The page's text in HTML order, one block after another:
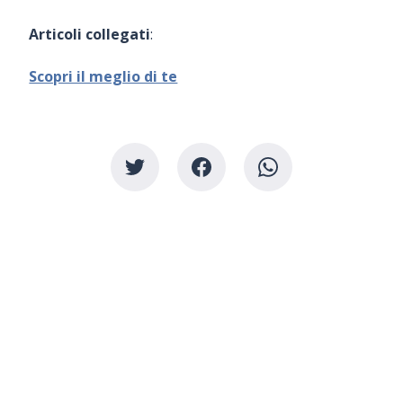
Articoli collegati:
Scopri il meglio di te